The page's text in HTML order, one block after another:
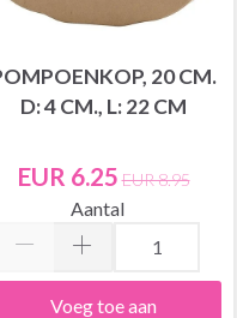
20 CM.
D: 4 CM., L: 22 CM
EUR 6.25 EUR 8.95
Aantal
Voeg toe aan